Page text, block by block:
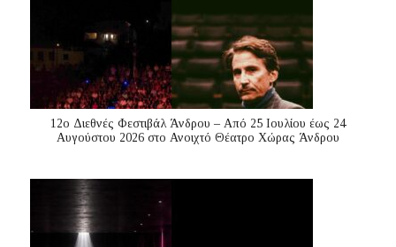
12ο Διεθνές Φεστιβάλ Άνδρου – Από 25 Ιουλίου έως 24
Αυγούστου 2026 στο Ανοιχτό Θέατρο Χώρας Άνδρου